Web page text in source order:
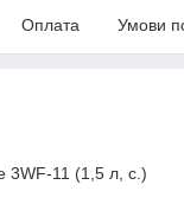
Оплата Умови
3WF-11 (1,5 л, с.)